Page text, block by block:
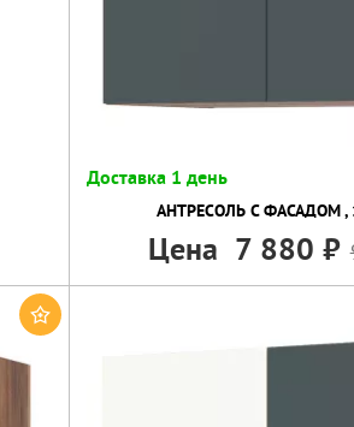
Доставка 1 день
АНТРЕСОЛЬ С ФАСАДОМ ,
Цена 7 880